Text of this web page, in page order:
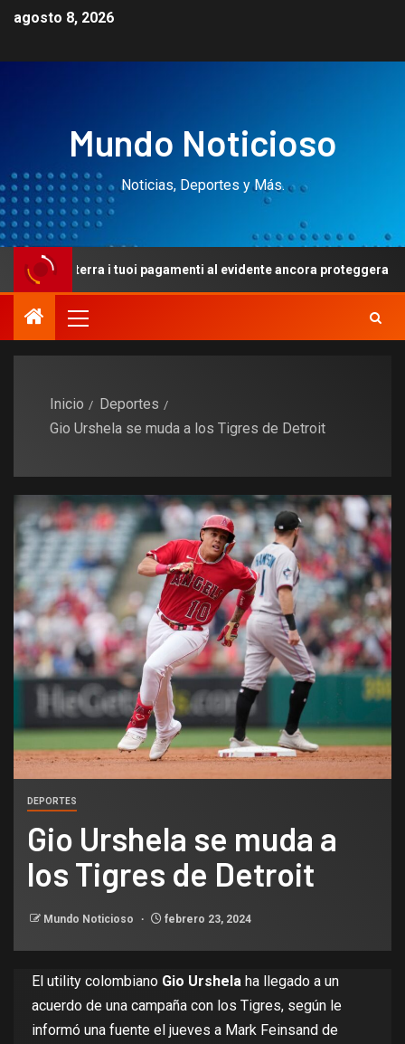
agosto 8, 2026
Mundo Noticioso
Noticias, Deportes y Más.
i tuoi pagamenti al evidente ancora proteggera purchessia
Inicio
Deportes
Gio Urshela se muda a los Tigres de Detroit
DEPORTES
Gio Urshela se muda a
los Tigres de Detroit
Mundo Noticioso febrero 23, 2024
El utility colombiano Gio Urshela ha llegado a un
acuerdo de una campaña con los Tigres, según le
informó una fuente el jueves a Mark Feinsand de